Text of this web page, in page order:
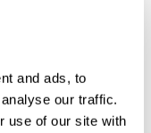
and ads, to
our traffic.
use of our site with
Czynnik
gazem.